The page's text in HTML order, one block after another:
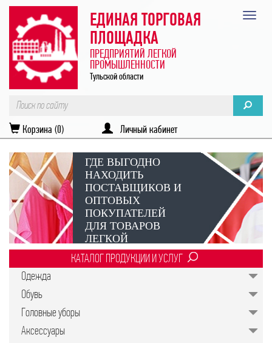
ЕДИНАЯ ТОРГОВАЯ
ПЛОЩАДКА
ПРЕДПРИЯТИЙ ЛЕГКОЙ
ПРОМЫШЛЕННОСТИ
Тульской области
Корзина (0) Личный кабинет
ГДЕ ВЫГОДНО
НАХОДИТЬ
ПОСТАВЩИКОВ И
ОПТОВЫХ
ПОКУПАТЕЛЕЙ
ДЛЯ ТОВАРОВ
ЛЕГКОЙ
ПРОМЫШЛЕННОСТИ?
Век онлайн-коммуникаций
Подобрать качественные изделия в
КАТАЛОГ ПРОДУКЦИИ И УСЛУГ
Одежда
Обувь
Головные уборы
Аксессуары